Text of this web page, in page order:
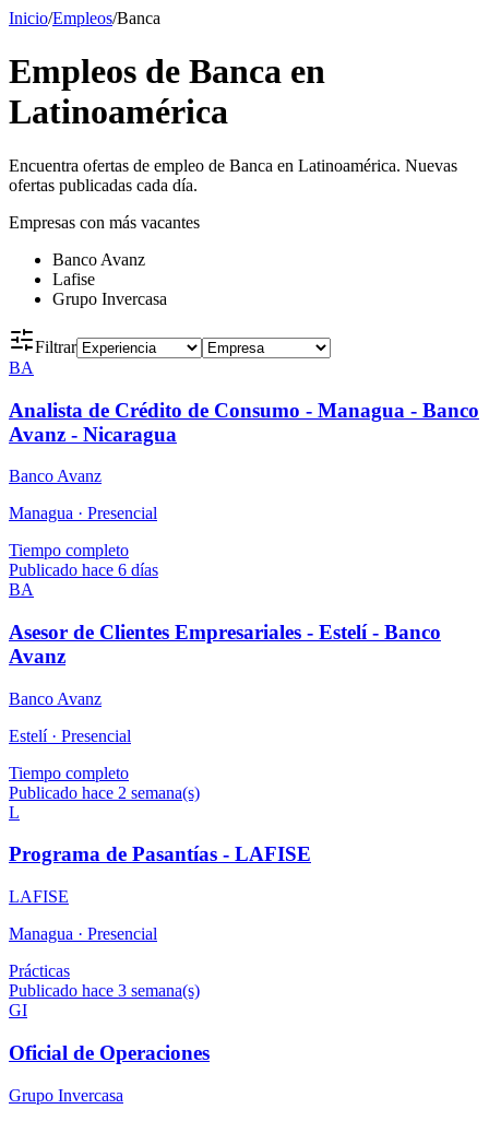
Inicio/Empleos/Banca
Empleos de Banca en
Latinoamérica
Encuentra ofertas de empleo de Banca en Latinoamérica. Nuevas
ofertas publicadas cada día.
Empresas con más vacantes
Banco Avanz
Lafise
Grupo Invercasa
Filtrar
BA
Analista de Crédito de Consumo - Managua - Banco
Avanz - Nicaragua
Banco Avanz
Managua · Presencial
Tiempo completo
Publicado hace 6 días
BA
Asesor de Clientes Empresariales - Estelí - Banco
Avanz
Banco Avanz
Estelí · Presencial
Tiempo completo
Publicado hace 2 semana(s)
L
Programa de Pasantías - LAFISE
LAFISE
Managua · Presencial
Prácticas
Publicado hace 3 semana(s)
GI
Oficial de Operaciones
Grupo Invercasa